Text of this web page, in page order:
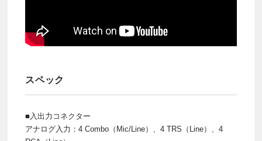
スペック
■入出力コネクター
アナログ入力：4 Combo（Mic/Line）、4 TRS（Line）、4